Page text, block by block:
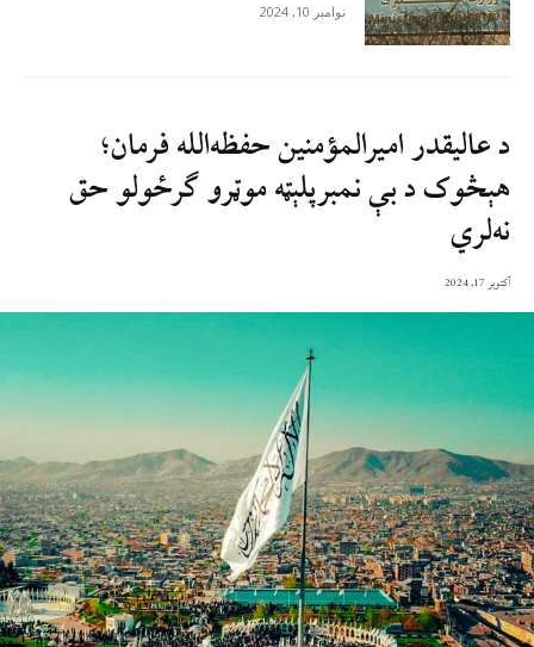
نوامبر 10, 2024
د عاليقدر اميرالمؤمنين حفظه‌الله فرمان؛
هېڅوک د بې‌ نمبرپلېټه موټرو ګرځولو حق
نه‌لري
آکتوبر 17, 2024